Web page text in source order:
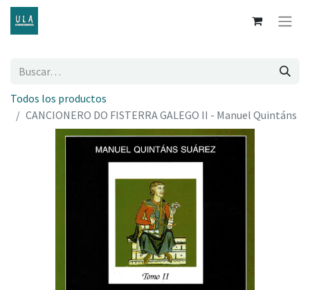
Todos los productos
CANCIONERO DO FISTERRA GALEGO II - Manuel Quintáns